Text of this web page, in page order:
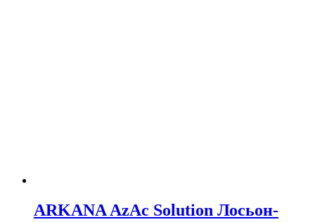
ARKANA AzAc Solution Лосьон-